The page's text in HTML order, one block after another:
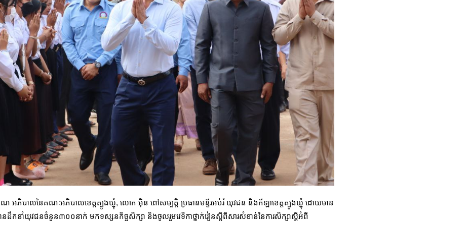
អភិបាលនៃគណៈអភិបាលខេត្តត្បូងឃ្មុំ, លោក អ៊ិន ពៅសម្បត្តិ ប្រធានមន្ទីរអប់រំ យុវជន និងកីឡាខេត្តត្បូងឃ្មុំ ដោយមាន
កនាំយុវជនចំនួន៣០០នាក់ មកទស្សនកិច្ចសិក្សា និងចូលរួមវេទិកាថ្នាក់រៀនស្ដីពីសារសំខាន់នៃការសិក្សាស្ដីអំពី